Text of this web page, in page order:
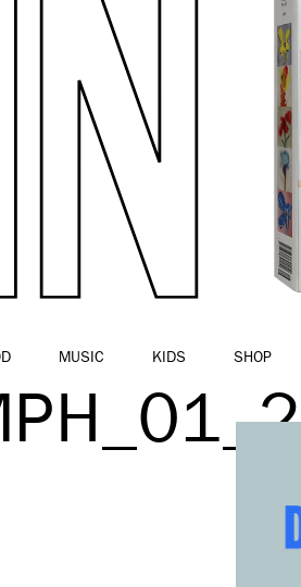
MUSIC KIDS SHOP